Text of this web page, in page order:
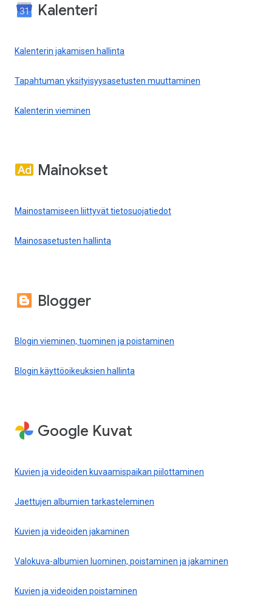
Kalenteri
Kalenterin jakamisen hallinta
Tapahtuman yksityisyysasetusten muuttaminen
Kalenterin vieminen
Mainokset
Mainostamiseen liittyvät tietosuojatiedot
Mainosasetusten hallinta
Blogger
Blogin vieminen, tuominen ja poistaminen
Blogin käyttöoikeuksien hallinta
Google Kuvat
Kuvien ja videoiden kuvaamispaikan piilottaminen
Jaettujen albumien tarkasteleminen
Kuvien ja videoiden jakaminen
Valokuva-albumien luominen, poistaminen ja jakaminen
Kuvien ja videoiden poistaminen